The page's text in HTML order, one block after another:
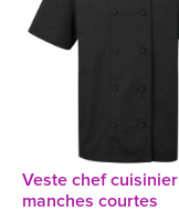
Veste chef cuisinier
manches courtes